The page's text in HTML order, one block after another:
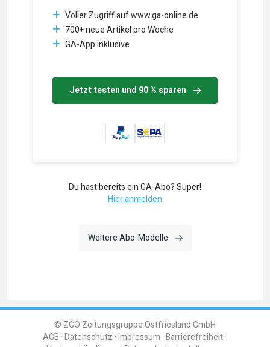
Voller Zugriff auf www.ga-online.de
700+ neue Artikel pro Woche
GA-App inklusive
Jetzt testen und 90 % sparen
Du hast bereits ein GA-Abo? Super!
Hier anmelden
Weitere Abo-Modelle
© ZGO Zeitungsgruppe Ostfriesland GmbH
AGB Datenschutz Impressum Barrierefreiheit